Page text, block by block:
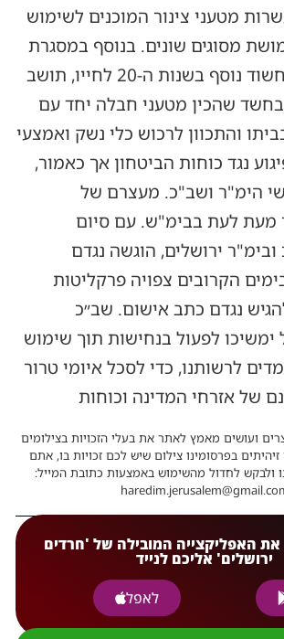
מטעני צינור המוכנים לשימוש
מסוגים שונים. בנוסף במסגרת
החקירה, נעצר חשוד נוסף בשנות ה-20 לחייו, תושב
בחשד שהכין מטעני חבלה יחד עם
והתכוון לרכוש כלי נשק ואמצעי
נגד כוחות הביטחון אך כאמור,
הימ"ר ושב"כ. מעצרם של
מעת לעת בבימ"ש. עם סיום
ירושלים, הוגשה נגדם
הקרובים צפויה פרקליטות
נגדם כתב אישום. שב״כ
לפעול בנחישות תוך שימוש
לרשותנו, כדי לסכל איומי טרור
של אזרחי המדינה וכוחות
ועושים מאמץ לאתר את בעלי הזכויות בצילומים
זיהיתים בפרסומינו צילום שיש לכם זכויות בו, אתם
ולבקש לחדול מהשימוש באמצעות כתובת המייל:
את האפליקצייה המובילה של 'חרדים
ירושלים' אליכם לנייד
לאפל